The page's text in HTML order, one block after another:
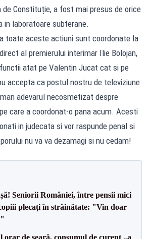
de Constituție, a fost mai presus de orice
in laboratoare subterane.
toate aceste actiuni sunt coordonate la
al premierului interimar Ilie Bolojan,
atat pe Valentin Jucat cat si pe
accepta ca postul nostru de televiziune
adevarul necosmetizat despre
care a coordonat-o pana acum. Acesti
in judecata si vor raspunde penal si
nu va va dezamagi si nu cedam!
Seniorii României, între pensii mici
plecați în străinătate: "Vin doar
de seară, consumul de curent „a